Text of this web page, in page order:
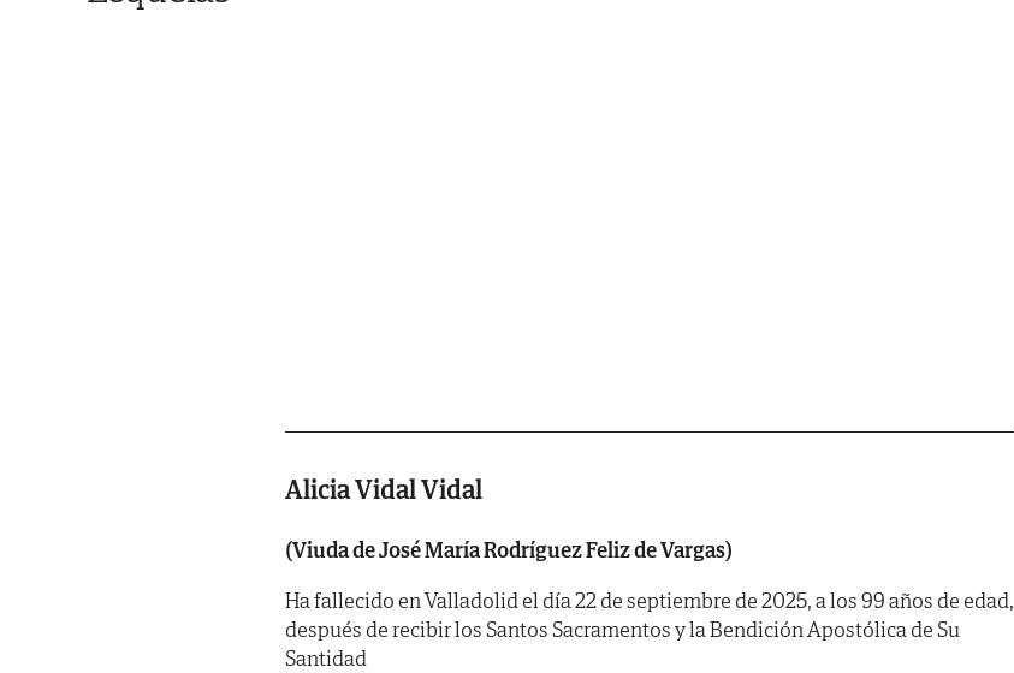
Alicia Vidal Vidal
(Viuda de José María Rodríguez Feliz de Vargas)
Ha fallecido en Valladolid el día 22 de septiembre de 2025, a los 99 años de edad,
después de recibir los Santos Sacramentos y la Bendición Apostólica de Su
Santidad